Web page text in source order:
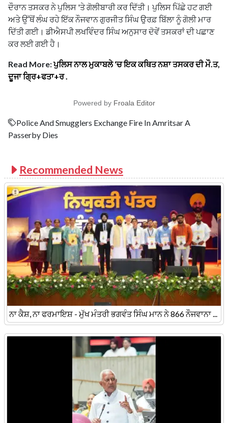
ਦੌਰਾਨ ਤਸਕਰ ਨੇ ਪੁਲਿਸ 'ਤੇ ਗੋਲੀਬਾਰੀ ਕਰ ਦਿੱਤੀ। ਪੁਲਿਸ ਪਿੱਛੇ ਹਟ ਗਈ
ਅਤੇ ਉੱਥੋਂ ਲੰਘ ਰਹੇ ਇੱਕ ਨੌਜਵਾਨ ਗੁਰਜੀਤ ਸਿੰਘ ਉਰਫ਼ ਬਿੱਲਾ ਨੂੰ ਗੋਲੀ ਮਾਰ
ਦਿੱਤੀ ਗਈ। ਡੀਐਸਪੀ ਲਖਵਿੰਦਰ ਸਿੰਘ ਅਨੁਸਾਰ ਦੋਵੇਂ ਤਸਕਰਾਂ ਦੀ ਪਛਾਣ
ਕਰ ਲਈ ਗਈ ਹੈ।
Read More:ਪੁਲਿਸ ਨਾਲ ਮੁਕਾਬਲੇ ‘ਚ ਇਕ ਕਥਿਤ ਨਸ਼ਾ ਤਸਕਰ ਦੀ ਮੌ.ਤ,
ਦੂਜਾ ਗ੍ਰਿ+ਫਤਾ+ਰ .
Powered by Froala Editor
Police And Smugglers Exchange Fire In Amritsar A
Passerby Dies
Recommended News
ਨਾ ਕੈਸ਼, ਨਾ ਫਰਮਾਇਸ਼ - ਮੁੱਖ ਮੰਤਰੀ ਭਗਵੰਤ ਸਿੰਘ ਮਾਨ ਨੇ 866 ਨੌਜਵਾਨਾ ...